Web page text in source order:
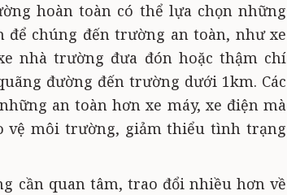
hoàn toàn có thể lựa chọn những
chúng đến trường an toàn, như xe
nhà trường đưa đón hoặc thậm chí
đường đến trường dưới 1km. Các
an toàn hơn xe máy, xe điện mà
vệ môi trường, giảm thiểu tình trạng
cần quan tâm, trao đổi nhiều hơn về